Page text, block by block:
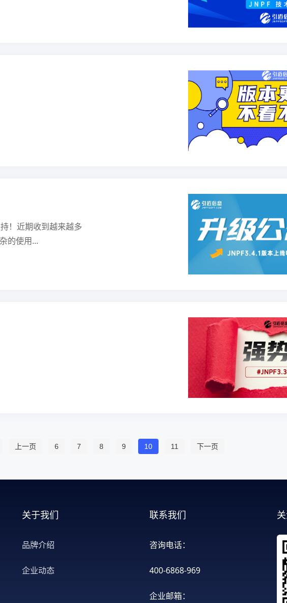
！近期收到越来越多
的使用...
上一页 6 7 8 9 10 11 下一页
关于我们
品牌介绍
企业动态
联系我们
咨询电话：
400-6868-969
企业邮箱：